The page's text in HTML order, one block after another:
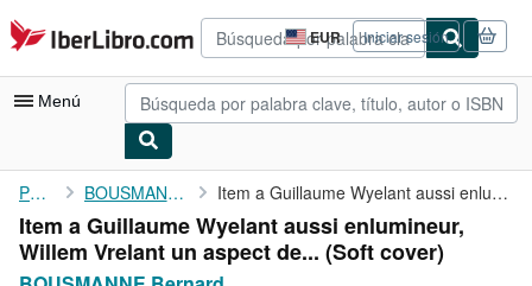
Pasar al contenido principal
IberLibro.com EUR
Preferencias
de
compra
del
Iniciar sesión
Menú
Mi cuenta
Consultar mis pedidos
Búsqueda avanzada
Portada BOUSMANNE Bernard Item a Guillaume Wyelant aussi enlumineur, Willem Vrelant un ...
Item a Guillaume Wyelant aussi enlumineur,
Willem Vrelant un aspect de... (Soft cover)